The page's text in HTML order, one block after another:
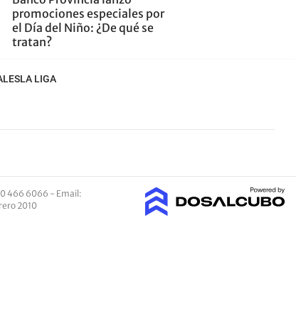
promociones especiales por
el Día del Niño: ¿De qué se
tratan?
LA LIGA
466 6066 - Email:
2010